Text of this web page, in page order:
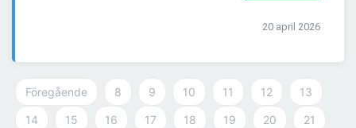
20 april 2026
Föregående 8 9 10 11 12 13
14 15 16 17 18 19 20 21